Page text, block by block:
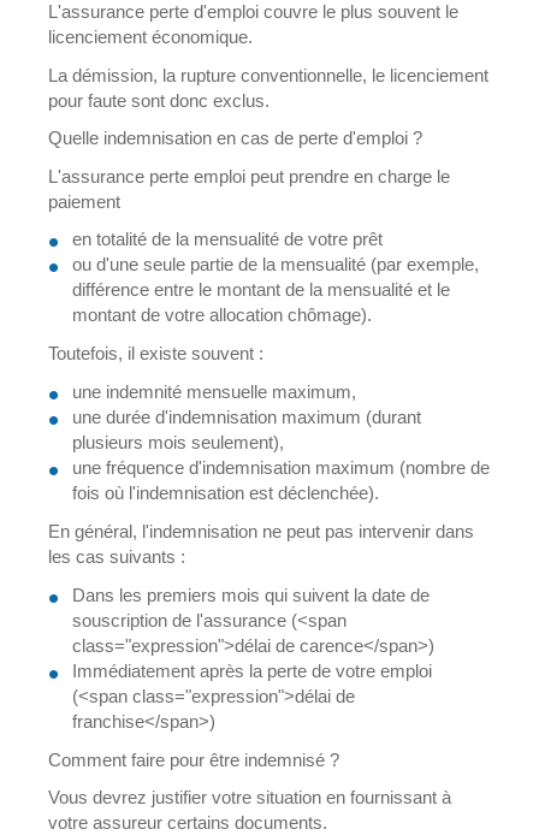
L'assurance perte d'emploi couvre le plus souvent le
licenciement économique.
La démission, la rupture conventionnelle, le licenciement
pour faute sont donc exclus.
Quelle indemnisation en cas de perte d'emploi ?
L'assurance perte emploi peut prendre en charge le
paiement
en totalité de la mensualité de votre prêt
ou d'une seule partie de la mensualité (par exemple,
différence entre le montant de la mensualité et le
montant de votre allocation chômage).
Toutefois, il existe souvent :
une indemnité mensuelle maximum,
une durée d'indemnisation maximum (durant
plusieurs mois seulement),
une fréquence d'indemnisation maximum (nombre de
fois où l'indemnisation est déclenchée).
En général, l'indemnisation ne peut pas intervenir dans
les cas suivants :
Dans les premiers mois qui suivent la date de
souscription de l'assurance (<span
class="expression">délai de carence</span>)
Immédiatement après la perte de votre emploi
(<span class="expression">délai de
franchise</span>)
Comment faire pour être indemnisé ?
Vous devrez justifier votre situation en fournissant à
votre assureur certains documents.